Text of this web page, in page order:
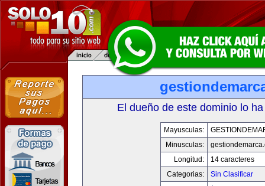
El dueño de este dominio lo
Mayusculas:
Minusculas:
Longitud:
14 caracteres
Categorias:
Sin Clasificar